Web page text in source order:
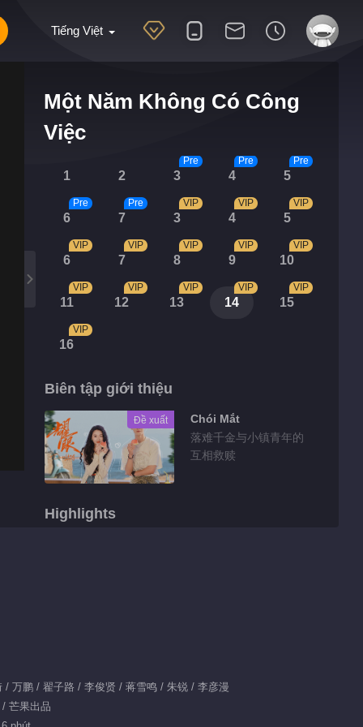
Tiếng Việt
Một Năm Không Có Công
Việc
1 2 3
Pre
4
Pre
5
Pre
6
Pre
7
Pre
3
VIP
4
VIP
5
VIP
6
VIP
7
VIP
8
VIP
9
VIP
10
VIP
11
VIP
12
VIP
13
VIP
14
VIP
15
VIP
16
VIP
Biên tập giới thiệu
Đề xuất
Chói Mắt
落难千金与小镇青年的
互相救赎
Highlights
01:19
Việc
/ 万鹏 / 翟子路 / 李俊贤 / 蒋雪鸣 / 朱锐 / 李彦漫
芒果出品